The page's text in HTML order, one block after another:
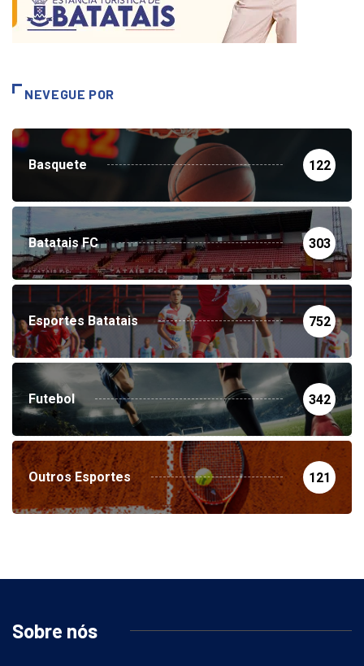
NEVEGUE POR
Basquete 122
Batatais FC 303
Esportes Batatais 752
Futebol 342
Outros Esportes 121
Sobre nós